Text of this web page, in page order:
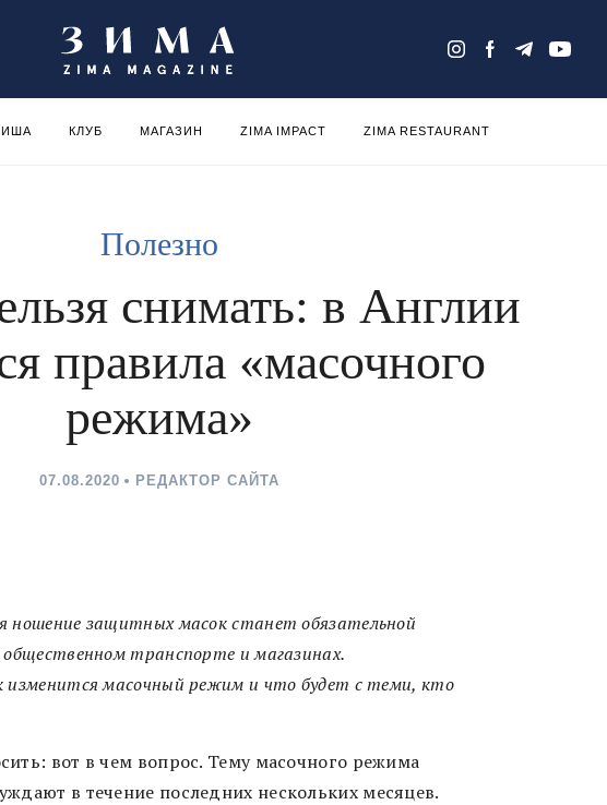
КЛУБ МАГАЗИН ZIMA IMPACT ZIMA RESTAURANT
Полезно
снимать: в Англии
правила «масочного
режима»
07.08.2020 РЕДАКТОР САЙТА
ношение защитных масок станет обязательной
общественном транспорте и магазинах.
изменится масочный режим и что будет с теми, кто
вот в чем вопрос. Тему масочного режима
в течение последних нескольких месяцев.